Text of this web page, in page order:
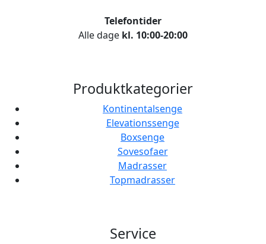
Telefontider
Alle dage kl. 10:00-20:00
Produktkategorier
Kontinentalsenge
Elevationssenge
Boxsenge
Sovesofaer
Madrasser
Topmadrasser
Service